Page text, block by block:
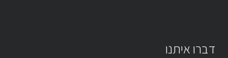
דברו איתנו